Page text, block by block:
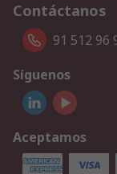
Contáctanos
91 512 96
Síguenos
Aceptamos